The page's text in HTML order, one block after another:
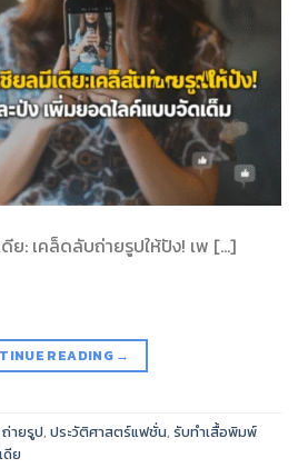
ย: เคล็ดลับถ่ายรูปให้ปัง! เพ […]
READING →
ถ่ายรูป, ประวัติศาสตร์แฟชั่น, รับทำเสื้อพิมพ์
ดีย